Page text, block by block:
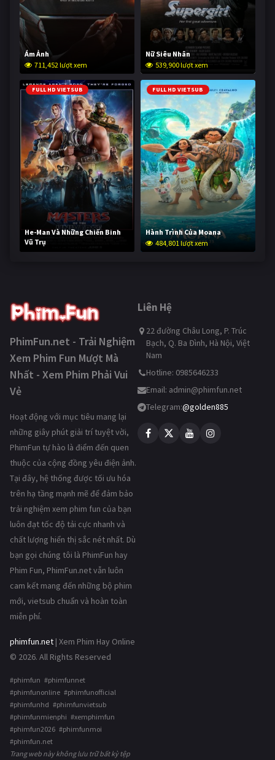
Ám Ảnh
711,452 lượt xem
Nữ Siêu Nhân
539,900 lượt xem
FULL HD VIETSUB
He-Man Và Những Chiến Binh
Vũ Trụ
232,361 lượt xem
FULL HD VIETSUB
Hành Trình Của Moana
484,801 lượt xem
PhimFun.net - Trải Nghiệm
Xem Phim Fun Mượt Mà
Nhất - Xem Phim Phải Vui
Vẻ
Hoạt động với mục tiêu mang lại
những giây phút giải trí tuyệt vời,
PhimFun tự hào là điểm đến quen
thuộc của cộng đồng yêu điện ảnh.
Tại đây, hệ thống được tối ưu hóa
trên hạ tầng mạnh mẽ để đảm bảo
trải nghiệm xem phim fun của bạn
luôn đạt tốc độ tải cực nhanh và
chất lượng hiển thị sắc nét nhất. Dù
bạn gọi chúng tôi là PhimFun hay
Phim Fun, PhimFun.net vẫn luôn
cam kết mang đến những bộ phim
mới, vietsub chuẩn và hoàn toàn
miễn phí.
phimfun.net | Xem Phim Hay Online
© 2026. All Rights Reserved
#phimfun #phimfunnet
#phimfunonline #phimfunofficial
#phimfunhd #phimfunvietsub
#phimfunmienphi #xemphimfun
#phimfun2026 #phimfunmoi
#phimfun.net
Trang web này không lưu trữ bất kỳ tệp
Liên Hệ
22 đường Châu Long, P. Trúc
Bạch, Q. Ba Đình, Hà Nội, Việt
Nam
Hotline: 0985646233
Email: admin@phimfun.net
Telegram:@golden885